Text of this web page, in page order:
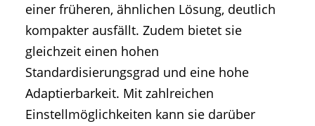
einer früheren, ähnlichen Lösung, deutlich
kompakter ausfällt. Zudem bietet sie
gleichzeit einen hohen
Standardisierungsgrad und eine hohe
Adaptierbarkeit. Mit zahlreichen
Einstellmöglichkeiten kann sie darüber